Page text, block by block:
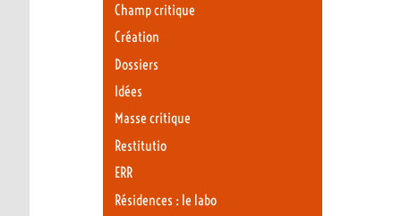
Champ critique
Création
Dossiers
Idées
Masse critique
Restitutio
ERR
Résidences : le labo